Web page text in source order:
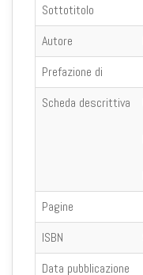
Sottotitolo
Autore
Prefazione di
Scheda descrittiva
Pagine
ISBN
Data pubblicazione